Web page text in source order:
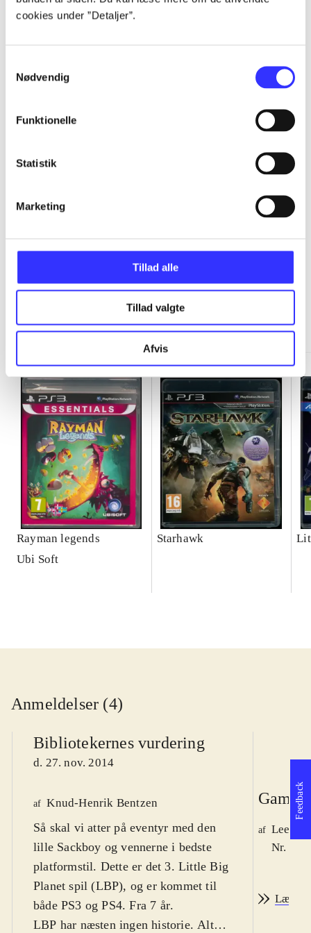
cookies under ”Detaljer”.
Nødvendig
Funktionelle
Statistik
Marketing
Tillad alle
Tillad valgte
Afvis
...
...
...
...
Minder om
Rayman legends
Ubi Soft
Starhawk
Anmeldelser (4)
Bibliotekernes vurdering
d. 27. nov. 2014
af Knud-Henrik Bentzen
Så skal vi atter på eventyr med den
lille Sackboy og vennerne i bedste
platformstil. Dette er det 3. Little Big
Planet spil (LBP), og er kommet til
både PS3 og PS4. Fra 7 år.
LBP har næsten ingen historie. Alt
Game
af Lee
Nr.
Læs
Feedback